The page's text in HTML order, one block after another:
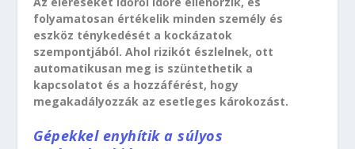
folyamatosan értékelik minden személy és
eszköz ténykedését a kockázatok
szempontjából. Ahol rizikót észlelnek, ott
automatikusan meg is szüntethetik a
kapcsolatot és a hozzáférést, hogy
megakadályozzák az esetleges károkozást.
Gépekkel enyhítik a súlyos